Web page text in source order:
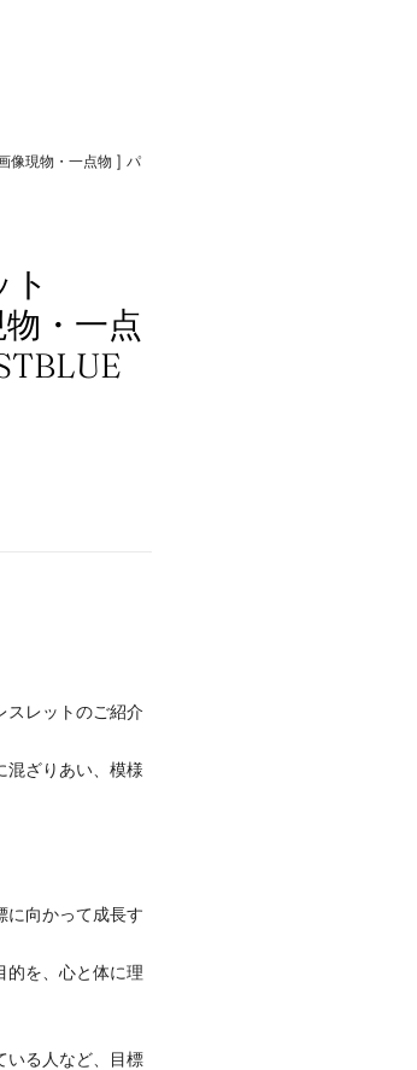
像現物・一点物 ] パ
・一点
スレットのご紹介
混ざりあい、模様
に向かって成長す
的を、心と体に理
いる人など、目標